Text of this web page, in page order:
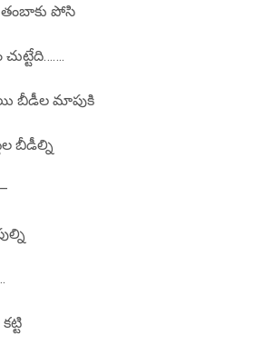
పోసి
బీడీల మాపుకి
బీడీల్ని